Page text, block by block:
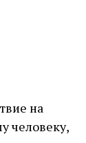
на
человеку,